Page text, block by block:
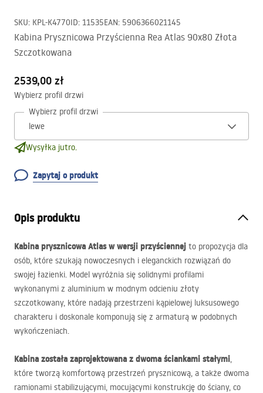
SKU: KPL-K4770ID: 11535EAN: 5906366021145
Kabina Prysznicowa Przyścienna Rea Atlas 90x80 Złota
Szczotkowana
2539,00 zł
Wybierz profil drzwi
Wybierz profil drzwi
Wysyłka jutro.
Zapytaj o produkt
Opis produktu
Kabina prysznicowa Atlas w wersji przyściennej to propozycja dla
osób, które szukają nowoczesnych i eleganckich rozwiązań do
swojej łazienki. Model wyróżnia się solidnymi profilami
wykonanymi z aluminium w modnym odcieniu złoty
szczotkowany, które nadają przestrzeni kąpielowej luksusowego
charakteru i doskonale komponują się z armaturą w podobnych
wykończeniach.
Kabina została zaprojektowana z dwoma ściankami stałymi,
które tworzą komfortową przestrzeń prysznicową, a także dwoma
ramionami stabilizującymi, mocującymi konstrukcję do ściany, co